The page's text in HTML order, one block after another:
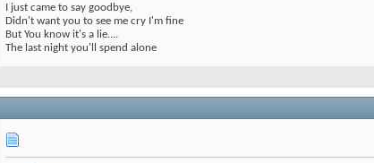
I just came to say goodbye,
Didn't want you to see me cry I'm fine
But You know it's a lie....
The last night you'll spend alone